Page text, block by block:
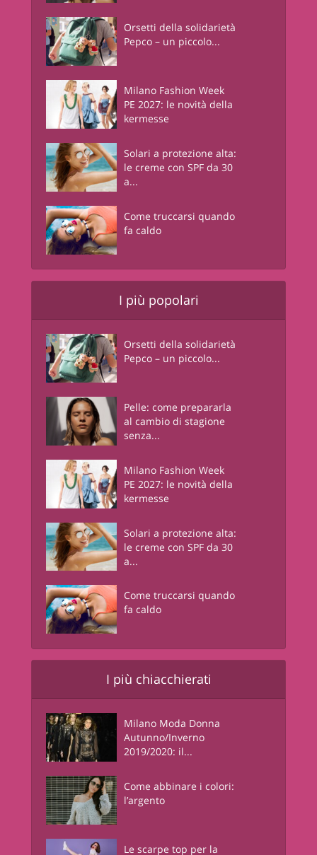
Orsetti della solidarietà
Pepco – un piccolo...
Milano Fashion Week
PE 2027: le novità della
kermesse
Solari a protezione alta:
le creme con SPF da 30
a...
Come truccarsi quando
fa caldo
I più popolari
Orsetti della solidarietà
Pepco – un piccolo...
Pelle: come prepararla
al cambio di stagione
senza...
Milano Fashion Week
PE 2027: le novità della
kermesse
Solari a protezione alta:
le creme con SPF da 30
a...
Come truccarsi quando
fa caldo
I più chiacchierati
Milano Moda Donna
Autunno/Inverno
2019/2020: il...
Come abbinare i colori:
l’argento
Le scarpe top per la